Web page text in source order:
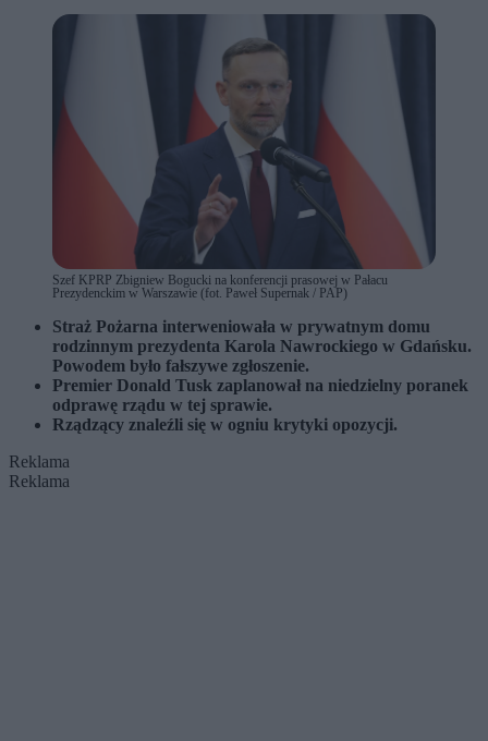
Szef KPRP Zbigniew Bogucki na konferencji prasowej w Pałacu
Prezydenckim w Warszawie (fot. Paweł Supernak / PAP)
Straż Pożarna interweniowała w prywatnym domu
rodzinnym prezydenta Karola Nawrockiego w Gdańsku.
Powodem było fałszywe zgłoszenie.
Premier Donald Tusk zaplanował na niedzielny poranek
odprawę rządu w tej sprawie.
Rządzący znaleźli się w ogniu krytyki opozycji.
Reklama
Reklama